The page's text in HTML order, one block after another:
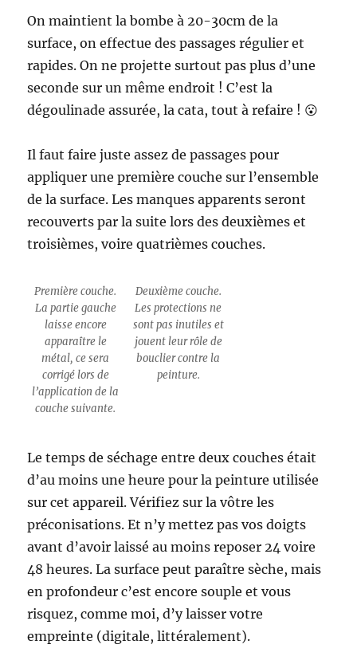
On maintient la bombe à 20-30cm de la
surface, on effectue des passages régulier et
rapides. On ne projette surtout pas plus d’une
seconde sur un même endroit ! C’est la
dégoulinade assurée, la cata, tout à refaire ! 😮
Il faut faire juste assez de passages pour
appliquer une première couche sur l’ensemble
de la surface. Les manques apparents seront
recouverts par la suite lors des deuxièmes et
troisièmes, voire quatrièmes couches.
Première couche.
La partie gauche
laisse encore
apparaître le
métal, ce sera
corrigé lors de
l’application de la
couche suivante.
Deuxième couche.
Les protections ne
sont pas inutiles et
jouent leur rôle de
bouclier contre la
peinture.
Le temps de séchage entre deux couches était
d’au moins une heure pour la peinture utilisée
sur cet appareil. Vérifiez sur la vôtre les
préconisations. Et n’y mettez pas vos doigts
avant d’avoir laissé au moins reposer 24 voire
48 heures. La surface peut paraître sèche, mais
en profondeur c’est encore souple et vous
risquez, comme moi, d’y laisser votre
empreinte (digitale, littéralement).